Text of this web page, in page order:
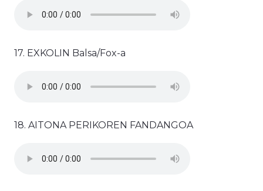
17. EXKOLIN Balsa/Fox-a
18. AITONA PERIKOREN FANDANGOA